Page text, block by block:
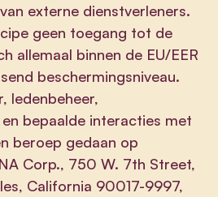
externe dienstverleners.
geen toegang tot de
allemaal binnen de EU/EER
beschermingsniveau.
ledenbeheer,
bepaalde interacties met
beroep gedaan op
Corp., 750 W. 7th Street,
California 90017-9997,